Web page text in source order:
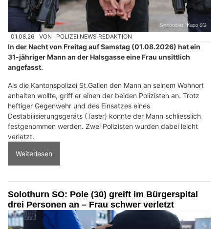
01.08.26 VON POLIZEI.NEWS REDAKTION
In der Nacht von Freitag auf Samstag (01.08.2026) hat ein
31-jähriger Mann an der Halsgasse eine Frau unsittlich
angefasst.
Als die Kantonspolizei St.Gallen den Mann an seinem Wohnort
anhalten wollte, griff er einen der beiden Polizisten an. Trotz
heftiger Gegenwehr und des Einsatzes eines
Destabilisierungsgeräts (Taser) konnte der Mann schliesslich
festgenommen werden. Zwei Polizisten wurden dabei leicht
verletzt.
Weiterlesen
Solothurn SO: Pole (30) greift im Bürgerspital
drei Personen an – Frau schwer verletzt